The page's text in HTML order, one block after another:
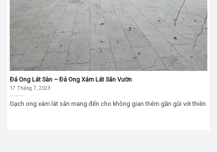
Đá Ong Lát Sàn – Đá Ong Xám Lát Sân Vườn
17 Tháng 7, 2023
Gạch ong xám lát sân mang đến cho không gian thêm gần gũi với thiên